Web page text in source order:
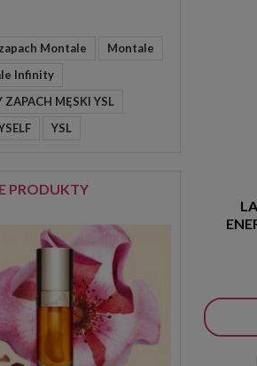
Montale
Montale
Infinity
ZAPACH MĘSKI YSL
YSL
PRODUKTY